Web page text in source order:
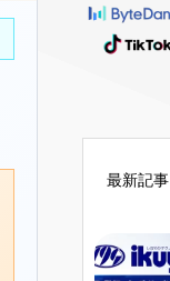
最新記事